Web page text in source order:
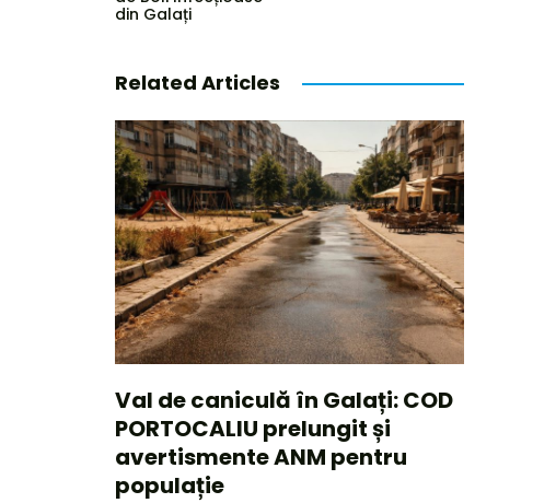
din Galați
Related Articles
Val de caniculă în Galați: COD
PORTOCALIU prelungit și
avertismente ANM pentru
populație